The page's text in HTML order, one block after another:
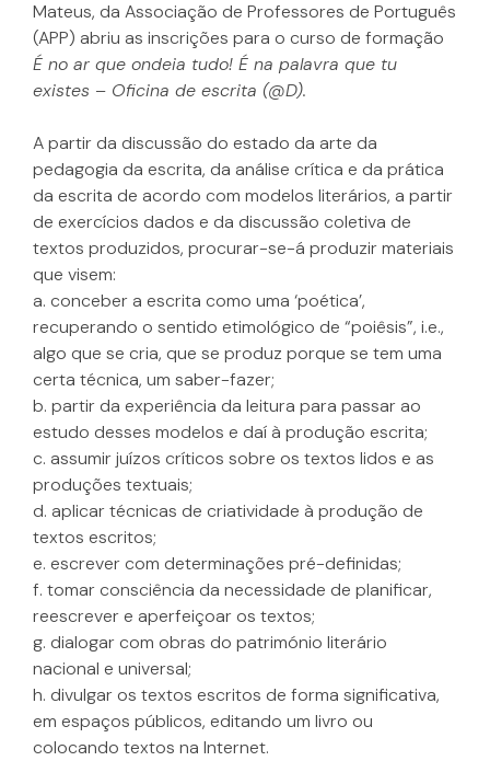
Mateus, da Associação de Professores de Português
(APP) abriu as inscrições para o curso de formação
É no ar que ondeia tudo! É na palavra que tu
existes – Oficina de escrita (@D).
A partir da discussão do estado da arte da
pedagogia da escrita, da análise crítica e da prática
da escrita de acordo com modelos literários, a partir
de exercícios dados e da discussão coletiva de
textos produzidos, procurar-se-á produzir materiais
que visem:
a. conceber a escrita como uma ‘poética’,
recuperando o sentido etimológico de “poiêsis”, i.e.,
algo que se cria, que se produz porque se tem uma
certa técnica, um saber-fazer;
b. partir da experiência da leitura para passar ao
estudo desses modelos e daí à produção escrita;
c. assumir juízos críticos sobre os textos lidos e as
produções textuais;
d. aplicar técnicas de criatividade à produção de
textos escritos;
e. escrever com determinações pré-definidas;
f. tomar consciência da necessidade de planificar,
reescrever e aperfeiçoar os textos;
g. dialogar com obras do património literário
nacional e universal;
h. divulgar os textos escritos de forma significativa,
em espaços públicos, editando um livro ou
colocando textos na Internet.